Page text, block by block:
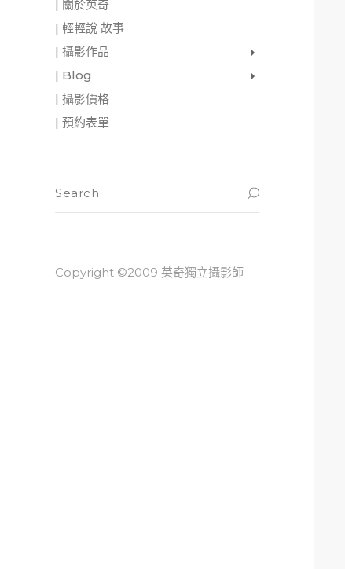
| 關於英奇
| 輕輕說 故事
| 攝影作品
| Blog
| 攝影價格
| 預約表單
Copyright ©2009 英奇獨立攝影師